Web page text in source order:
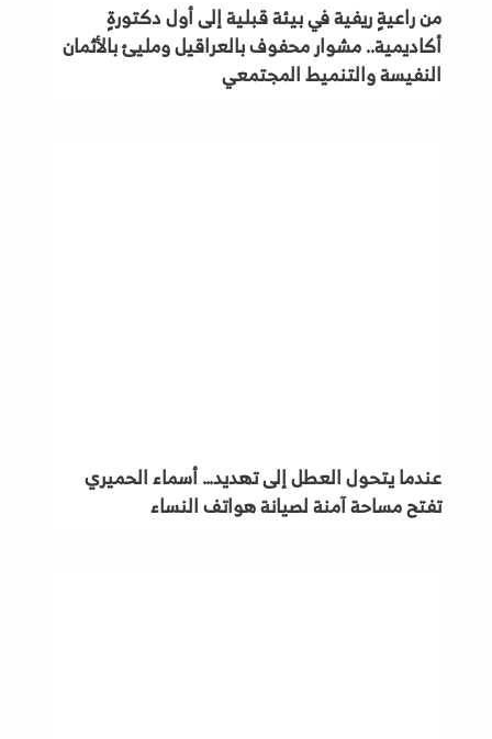
من راعيةٍ ريفية في بيئة قبلية إلى أول دكتورةٍ
أكاديمية.. مشوار محفوف بالعراقيل ومليئ بالأثمان
النفيسة والتنميط المجتمعي
عندما يتحول العطل إلى تهديد… أسماء الحميري
تفتح مساحة آمنة لصيانة هواتف النساء